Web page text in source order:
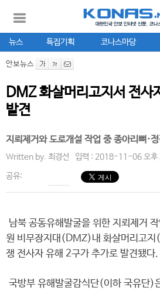
뉴스 특집기획 코나스마당
안보뉴스
DMZ 화살머리고지서 전사
발견
지뢰제거와 도로개설 작업 중 종아리뼈·
Written by. 최경선 입력 : 2018-11-06 오
공유:
남북 공동유해발굴을 위한 지뢰제거
원 비무장지대(DMZ)내 화살머리고
쟁 전사자 유해 2구가 추가로 발견됐다.
국방부 유해발굴감식단(이하 국유단)